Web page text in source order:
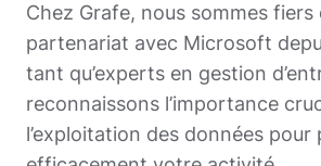
Chez Grafe, nous sommes
partenariat avec Microsoft
tant qu’experts en gestion
reconnaissons l’importance
l’exploitation des données pour